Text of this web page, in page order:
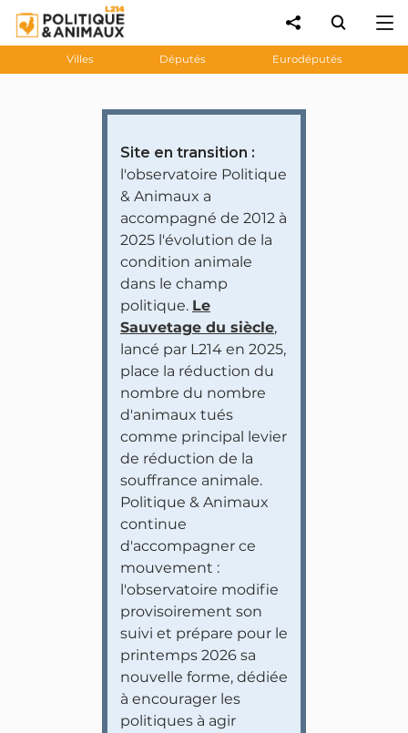
Villes Députés Eurodéputés
Site en transition :
l'observatoire Politique
& Animaux a
accompagné de 2012 à
2025 l'évolution de la
condition animale
dans le champ
politique. Le
Sauvetage du siècle,
lancé par L214 en 2025,
place la réduction du
nombre du nombre
d'animaux tués
comme principal levier
de réduction de la
souffrance animale.
Politique & Animaux
continue
d'accompagner ce
mouvement :
l'observatoire modifie
provisoirement son
suivi et prépare pour le
printemps 2026 sa
nouvelle forme, dédiée
à encourager les
politiques à agir